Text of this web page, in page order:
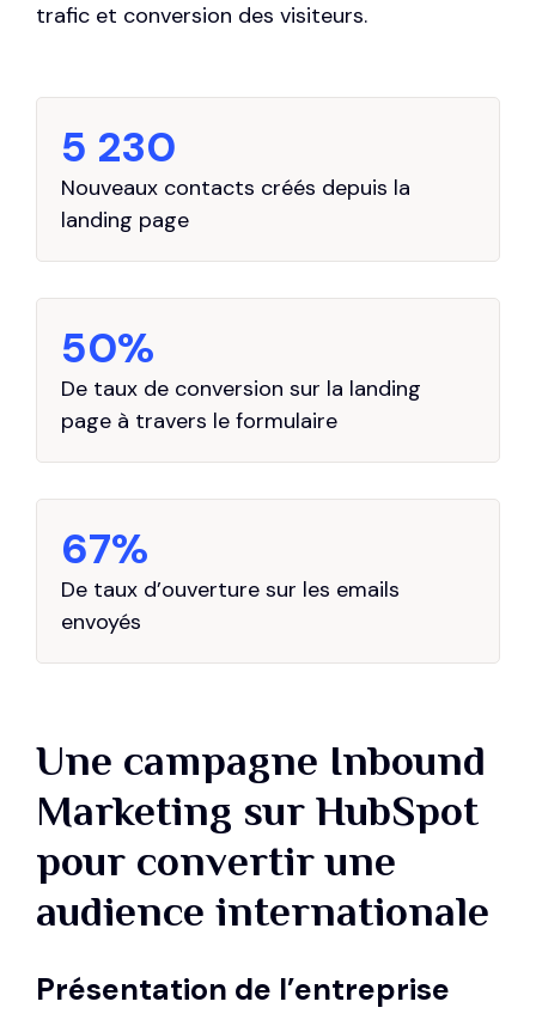
trafic et conversion des visiteurs.
5 230
Nouveaux contacts créés depuis la
landing page
50%
De taux de conversion sur la landing
page à travers le formulaire
67%
De taux d’ouverture sur les emails
envoyés
Une campagne Inbound
Marketing sur HubSpot
pour convertir une
audience internationale
Présentation de l’entreprise